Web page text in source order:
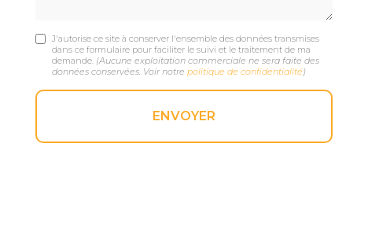
J'autorise ce site à conserver l'ensemble des données transmises
dans ce formulaire pour faciliter le suivi et le traitement de ma
demande. (Aucune exploitation commerciale ne sera faite des
données conservées. Voir notre politique de confidentialité )